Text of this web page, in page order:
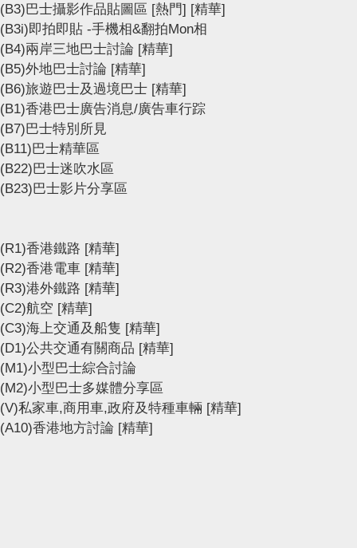
(B3)巴士攝影作品貼圖區 [熱門] [精華]
(B3i)即拍即貼 -手機相&翻拍Mon相
(B4)兩岸三地巴士討論 [精華]
(B5)外地巴士討論 [精華]
(B6)旅遊巴士及過境巴士 [精華]
(B1)香港巴士廣告消息/廣告車行踪
(B7)巴士特別所見
(B11)巴士精華區
(B22)巴士迷吹水區
(B23)巴士影片分享區
(R1)香港鐵路 [精華]
(R2)香港電車 [精華]
(R3)港外鐵路 [精華]
(C2)航空 [精華]
(C3)海上交通及船隻 [精華]
(D1)公共交通有關商品 [精華]
(M1)小型巴士綜合討論
(M2)小型巴士多媒體分享區
(V)私家車,商用車,政府及特種車輛 [精華]
(A10)香港地方討論 [精華]